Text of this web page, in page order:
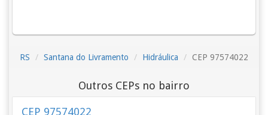
RS Santana do Livramento Hidráulica CEP 97574022
Outros CEPs no bairro
CEP 97574022